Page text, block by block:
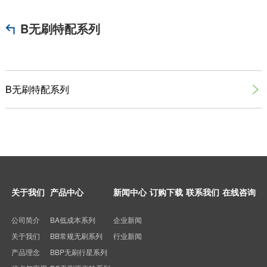
B无刷特配系列
B无刷特配系列 
关于我们
公司简介
关于我们
产品理念
产品中心
BA低成本系列
BB常规无刷系列
BBP无刷行星系列
新闻中心
企业新闻
行业新闻
订购下载 联系我们 在线咨询